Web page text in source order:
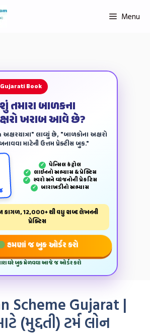
Menu
Book
શું તમારા બાળકના
ખરાબ આવે છે?
લાવ્યું છે, "બાળકોના અક્ષરો
માટેની ઉત્તમ પ્રેક્ટીસ બુક."
✓ પેન્‍સિલ કંટ્રોલ
✓ લાઈનનો અભ્યાસ & પ્રેક્ટિસ
✓ સ્વરો અને વ્યંજનોની પ્રેકટિસ
✓ બારાખડીનો અભ્યાસ
કાગળ, 12,000+ થી વધુ શબ્દ લેખનની
પ્રેક્ટિસ
હમણાં જ બુક ઓર્ડર કરો
ઘરે બુક મેળવવા આજે જ ઓર્ડર કરો
Scheme Gujarat |
(મુદ્દતી) ટર્મ લોન